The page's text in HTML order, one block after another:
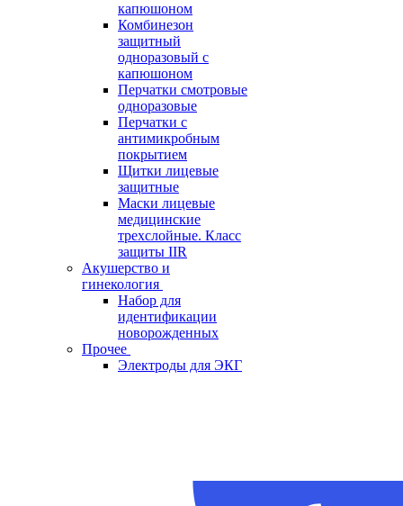
капюшоном
Комбинезон
защитный
одноразовый с
капюшоном
Перчатки смотровые
одноразовые
Перчатки с
антимикробным
покрытием
Щитки лицевые
защитные
Маски лицевые
медицинские
трехслойные. Класс
защиты IIR
Акушерство и
гинекология
Набор для
идентификации
новорожденных
Прочее
Электроды для ЭКГ